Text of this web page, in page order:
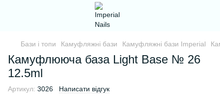
Бази і топи Камуфляжні бази Камуфляжні бази Imperial
Камуфлююча база Light Base № 26
12.5ml
Артикул: 3026 Написати відгук